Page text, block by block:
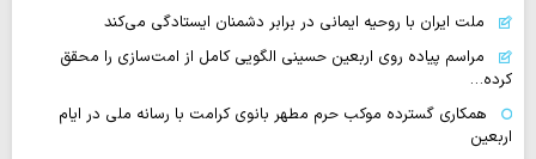
ملت ایران با روحیه ایمانی در برابر دشمنان ایستادگی می‌کند
مراسم پیاده روی اربعین حسینی الگویی کامل از امت‌سازی را محقق
کرده…
همکاری گسترده موکب حرم مطهر بانوی کرامت با رسانه ملی در ایام
اربعین